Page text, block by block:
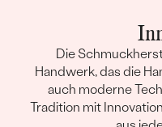
Die
Handwerk, das die
auch moderne
Tradition mit